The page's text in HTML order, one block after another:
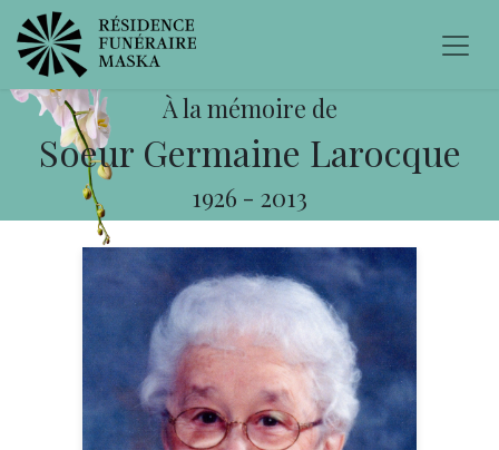
À la mémoire de
Soeur Germaine Larocque
1926 - 2013